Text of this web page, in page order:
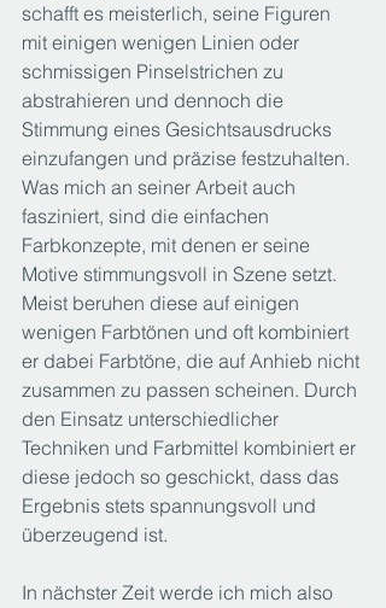
schafft es meisterlich, seine Figuren
mit einigen wenigen Linien oder
schmissigen Pinselstrichen zu
abstrahieren und dennoch die
Stimmung eines Gesichtsausdrucks
einzufangen und präzise festzuhalten.
Was mich an seiner Arbeit auch
fasziniert, sind die einfachen
Farbkonzepte, mit denen er seine
Motive stimmungsvoll in Szene setzt.
Meist beruhen diese auf einigen
wenigen Farbtönen und oft kombiniert
er dabei Farbtöne, die auf Anhieb nicht
zusammen zu passen scheinen. Durch
den Einsatz unterschiedlicher
Techniken und Farbmittel kombiniert er
diese jedoch so geschickt, dass das
Ergebnis stets spannungsvoll und
überzeugend ist.
In nächster Zeit werde ich mich also